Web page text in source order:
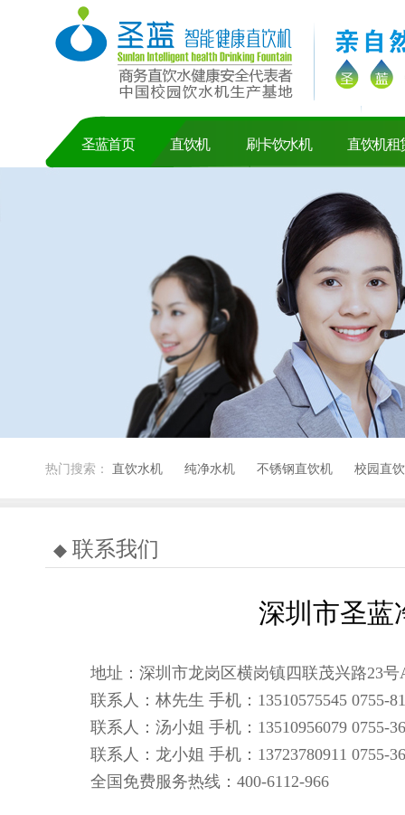
圣蓝首页 直饮机 刷卡饮水机 直饮机租
热门搜索： 直饮水机 纯净水机 不锈钢直饮机 校园直
联系我们
深圳市圣蓝
地址：深圳市龙岗区横岗镇四联茂兴路23号
联系人：林先生 手机：13510575545 0755-
联系人：汤小姐 手机：13510956079 0755-
联系人：龙小姐 手机：13723780911 0755-
全国免费服务热线：400-6112-966
圣蓝健康智能直饮机有限公司
SHENGLAN DIRECT DRINKING MACHINE
圣蓝智能健康直饮机
免费热线：4006-112-966
直饮水是第三方卫生安全检测机构全检35项指标连续10年一次